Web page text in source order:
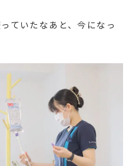
ていたなあと、今になっ